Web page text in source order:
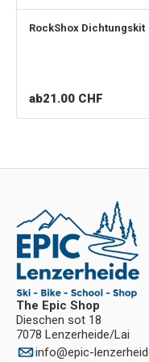
RockShox Dichtungskit
ab21.00 CHF
The Epic Shop
Dieschen sot 18
7078 Lenzerheide/Lai
info@epic-